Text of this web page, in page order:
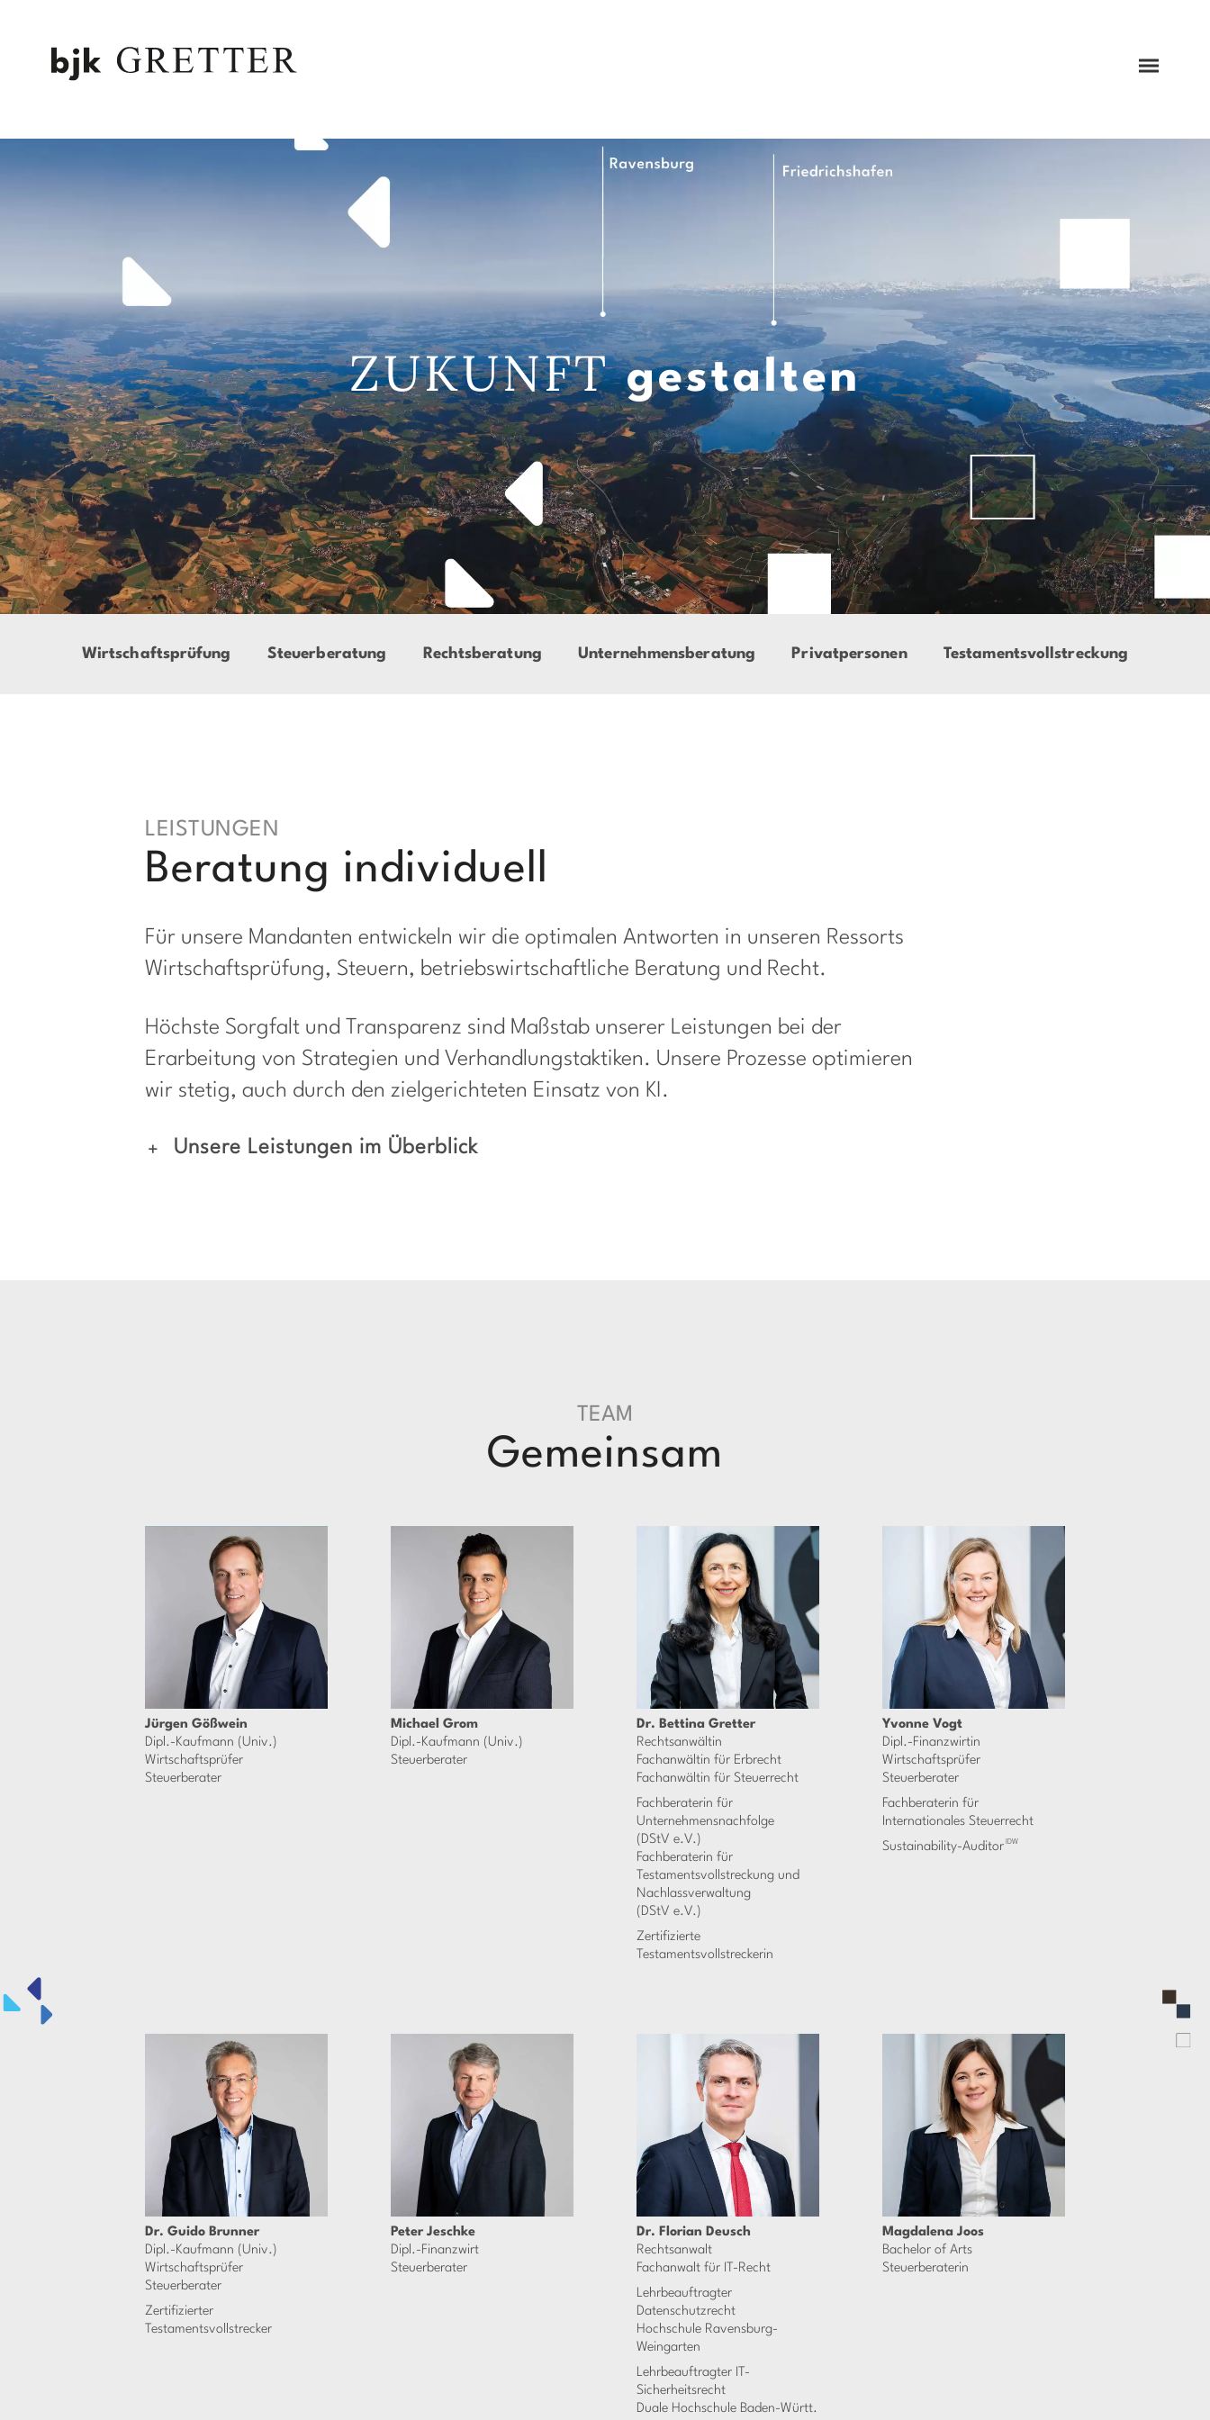
ZUM HAUPTINHALT SPRINGEN
Menü
ZUKUNFTgestalten
Wirtschaftsprüfung Steuerberatung Rechtsberatung Unternehmensberatung Privatpersonen Testamentsvollstreckung
LEISTUNGEN
Beratung individuell
Für unsere Mandanten entwickeln wir die optimalen Antworten in unseren Ressorts
Wirtschaftsprüfung, Steuern, betriebswirtschaftliche Beratung und Recht.
Höchste Sorgfalt und Transparenz sind Maßstab unserer Leistungen bei der
Erarbeitung von Strategien und Verhandlungstaktiken. Unsere Prozesse optimieren
wir stetig, auch durch den zielgerichteten Einsatz von KI.
Unsere Leistungen im Überblick
TEAM
Gemeinsam
Jürgen Gößwein
Dipl.-Kaufmann (Univ.)
Wirtschaftsprüfer
Steuerberater
Michael Grom
Dipl.-Kaufmann (Univ.)
Steuerberater
Dr. Bettina Gretter
Rechtsanwältin
Fachanwältin für Erbrecht
Fachanwältin für Steuerrecht
Fachberaterin für
Unternehmensnachfolge
(DStV e.V.)
Fachberaterin für
Testamentsvollstreckung und
Nachlassverwaltung
(DStV e.V.)
Zertifizierte
Testamentsvollstreckerin
Yvonne Vogt
Dipl.-Finanzwirtin
Wirtschaftsprüfer
Steuerberater
Fachberaterin für
Internationales Steuerrecht
Sustainability-Auditor IDW
Dr. Guido Brunner
Dipl.-Kaufmann (Univ.)
Wirtschaftsprüfer
Steuerberater
Zertifizierter
Testamentsvollstrecker
Peter Jeschke
Dipl.-Finanzwirt
Steuerberater
Dr. Florian Deusch
Rechtsanwalt
Fachanwalt für IT-Recht
Lehrbeauftragter
Datenschutzrecht
Hochschule Ravensburg-
Weingarten
Lehrbeauftragter IT-
Sicherheitsrecht
Duale Hochschule Baden-Württ.
Magdalena Joos
Bachelor of Arts
Steuerberaterin